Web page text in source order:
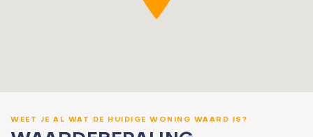
WEET JE AL WAT DE HUIDIGE WONING WAARD IS?